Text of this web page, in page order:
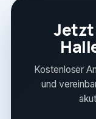
Jetzt
Kostenloser
und